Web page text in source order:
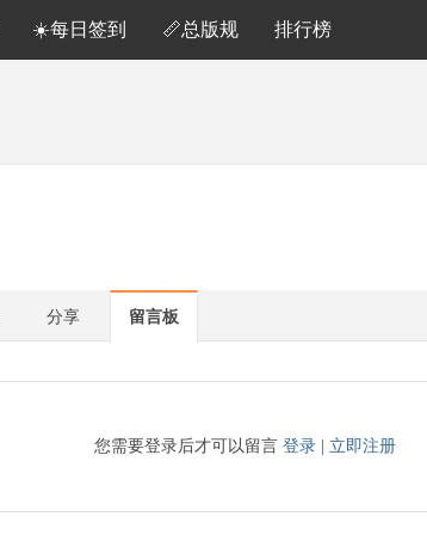
☀️每日签到 📏总版规 排行榜
分享 留言板
您需要登录后才可以留言 登录| 立即注册